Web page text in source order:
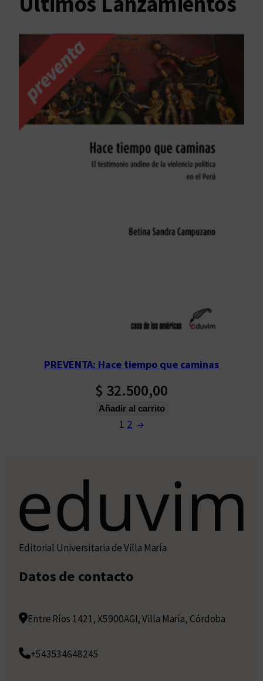
PREVENTA: Hace tiempo que caminas
$ 32.500,00
Añadir al carrito
1 2 →
Editorial Universitaria de Villa María
Datos de contacto
Entre Ríos 1421, X5900AGI, Villa María, Córdoba
+543534648245